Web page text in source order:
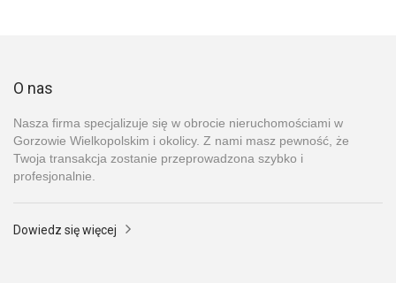
O nas
Nasza firma specjalizuje się w obrocie nieruchomościami w
Gorzowie Wielkopolskim i okolicy. Z nami masz pewność, że
Twoja transakcja zostanie przeprowadzona szybko i
profesjonalnie.
Dowiedz się więcej